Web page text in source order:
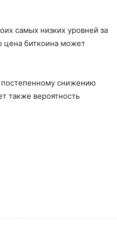
самых низких уровней за
цена биткоина может
постепенному снижению
также вероятность